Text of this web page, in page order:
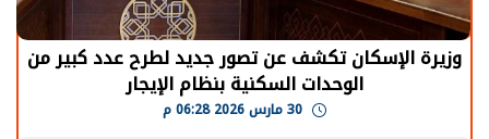
الرئيس السيسي: توقف الأنشطة في قطاع الطاقة
يحتاج إلى سنوات لعودة معدلات الإنتاج الطبيعية